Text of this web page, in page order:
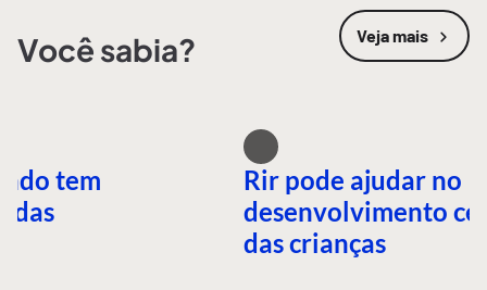
Você sabia? Veja mais
tem
Rir pode ajudar no
desenvolvimento
das crianças